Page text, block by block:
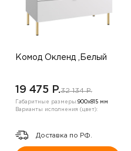
Комод Окленд ,Белый
19 475 P.32 134 P.
Габаритные размеры:900х815 мм
Варианты исполнения (цвет):
Доставка по РФ.